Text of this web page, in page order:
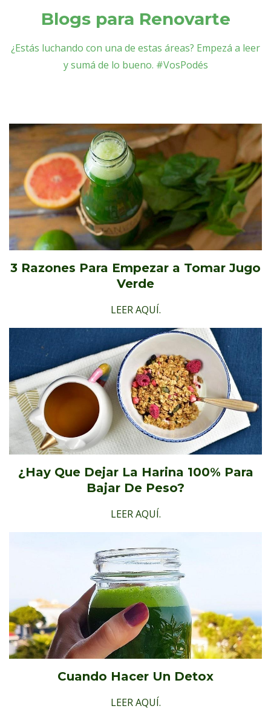
Blogs para Renovarte
¿Estás luchando con una de estas áreas? Empezá a leer
y sumá de lo bueno. #VosPodés
3 Razones Para Empezar a Tomar Jugo
Verde
LEER AQUÍ.
¿Hay Que Dejar La Harina 100% Para
Bajar De Peso?
LEER AQUÍ.
Cuando Hacer Un Detox
LEER AQUÍ.